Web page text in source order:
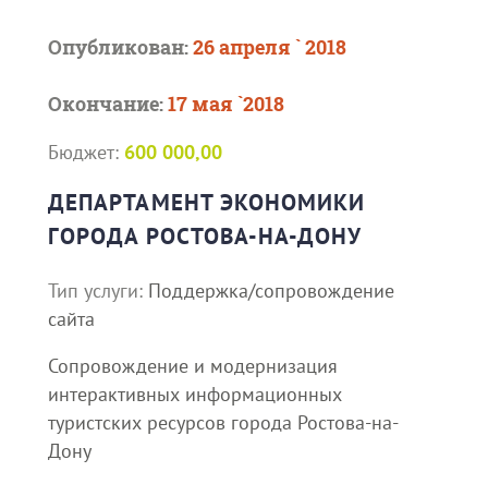
Опубликован:26 апреля ` 2018
Окончание:17 мая `2018
Бюджет: 600 000,00
ДЕПАРТАМЕНТ ЭКОНОМИКИ
ГОРОДА РОСТОВА-НА-ДОНУ
Тип услуги: Поддержка/сопровождение
сайта
Сопровождение и модернизация
интерактивных информационных
туристских ресурсов города Ростова-на-
Дону